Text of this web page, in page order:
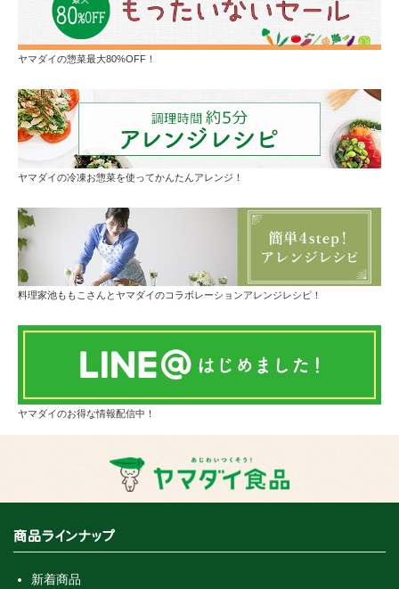
ヤマダイの惣菜最大80%OFF！
ヤマダイの冷凍お惣菜を使ってかんたんアレンジ！
料理家池ももこさんとヤマダイのコラボレーションアレンジレシピ！
ヤマダイのお得な情報配信中！
商品ラインナップ
新着商品